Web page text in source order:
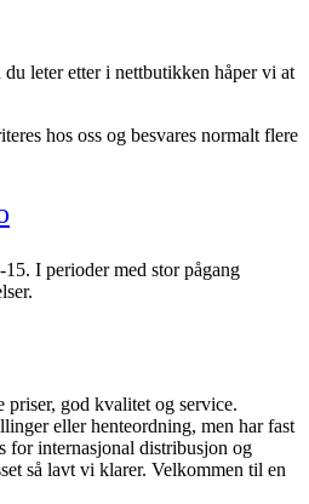
leter etter i nettbutikken håper vi at
hos oss og besvares normalt flere
I perioder med stor pågang
god kvalitet og service.
eller henteordning, men har fast
for internasjonal distribusjon og
så lavt vi klarer. Velkommen til en